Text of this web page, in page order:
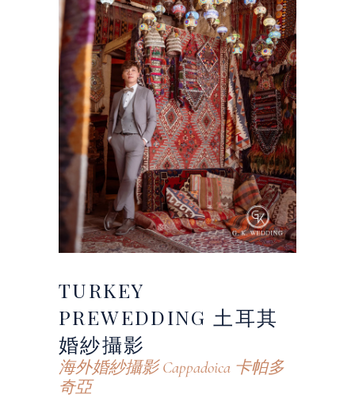
TURKEY
PREWEDDING 土耳其
婚紗攝影
海外婚紗攝影 Cappadoica 卡帕多
奇亞